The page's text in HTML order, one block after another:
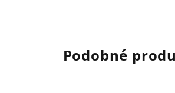
Podobné